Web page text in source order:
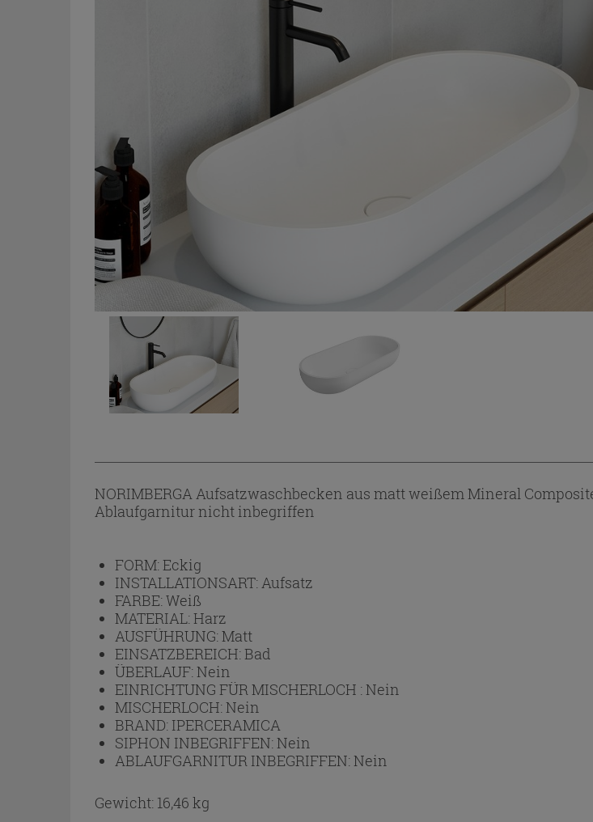
NORIMBERGA Aufsatzwaschbecken aus matt weißem Mineral
Ablaufgarnitur nicht inbegriffen
FORM:Eckig
INSTALLATIONSART:Aufsatz
FARBE:Weiß
MATERIAL:Harz
AUSFÜHRUNG:Matt
EINSATZBEREICH:Bad
ÜBERLAUF:Nein
EINRICHTUNG FÜR MISCHERLOCH :Nein
MISCHERLOCH:Nein
BRAND: IPERCERAMICA
SIPHON INBEGRIFFEN:Nein
ABLAUFGARNITUR INBEGRIFFEN:Nein
Gewicht: 16,46 kg